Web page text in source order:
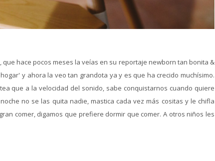
hace pocos meses la veías en su reportaje newborn tan bonita &
y ahora la veo tan grandota ya y es que ha crecido muchísimo.
que a la velocidad del sonido, sabe conquistarnos cuando quiere
no se las quita nadie, mastica cada vez más cositas y le chifla
comer, digamos que prefiere dormir que comer. A otros niños les